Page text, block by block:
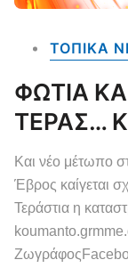
ΤΟΠΙΚΑ
ΦΩΤΙΑ
ΤΕΡΑΣ…
Και νέο μέτωπο
Έβρος καίγεται
Τεράστια η